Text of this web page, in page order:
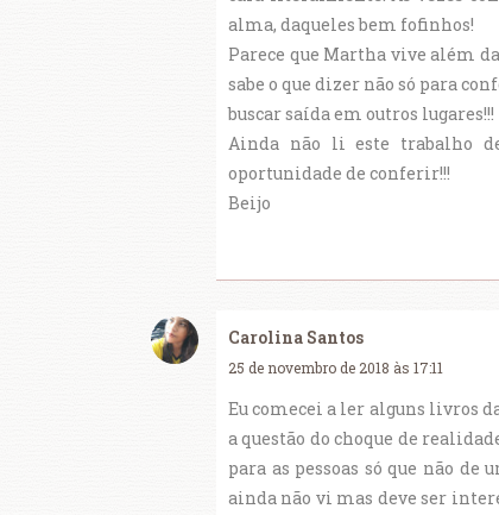
alma, daqueles bem fofinhos!
Parece que Martha vive além
sabe o que dizer não só para
buscar saída em outros lugares!!!
Ainda não li este trabalho
oportunidade de conferir!!!
Beijo
Carolina Santos
25 de novembro de 2018 às 17:11
Eu comecei a ler alguns livros
a questão do choque de
para as pessoas só que não
ainda não vi mas deve ser